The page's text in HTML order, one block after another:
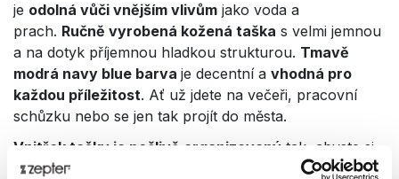
je odolná vůči vnějším vlivům jako voda a
prach. Ručně vyrobená kožená taška s velmi jemnou
a na dotyk příjemnou hladkou strukturou. Tmavě
modrá navy blue barva je decentní a vhodná pro
každou příležitost. Ať už jdete na večeři, pracovní
schůzku nebo se jen tak projít do města.
Vnitřek tašky je pečlivě organizovaný tak, abyste si
mohli veškeré potřebné věci přehledně